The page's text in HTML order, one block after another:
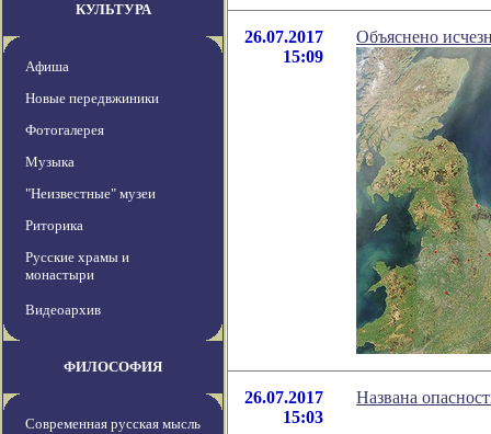
КУЛЬТУРА
Афиша
Новые передвжиники
Фотогалерея
Музыка
"Неизвестные" музеи
Риторика
Русские храмы и
монастыри
Видеоархив
ФИЛОСОФИЯ
Современная русская мысль
26.07.2017
15:09
Объяснено
26.07.2017
15:03
Названа